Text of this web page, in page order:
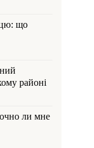
що
районі
ли мне